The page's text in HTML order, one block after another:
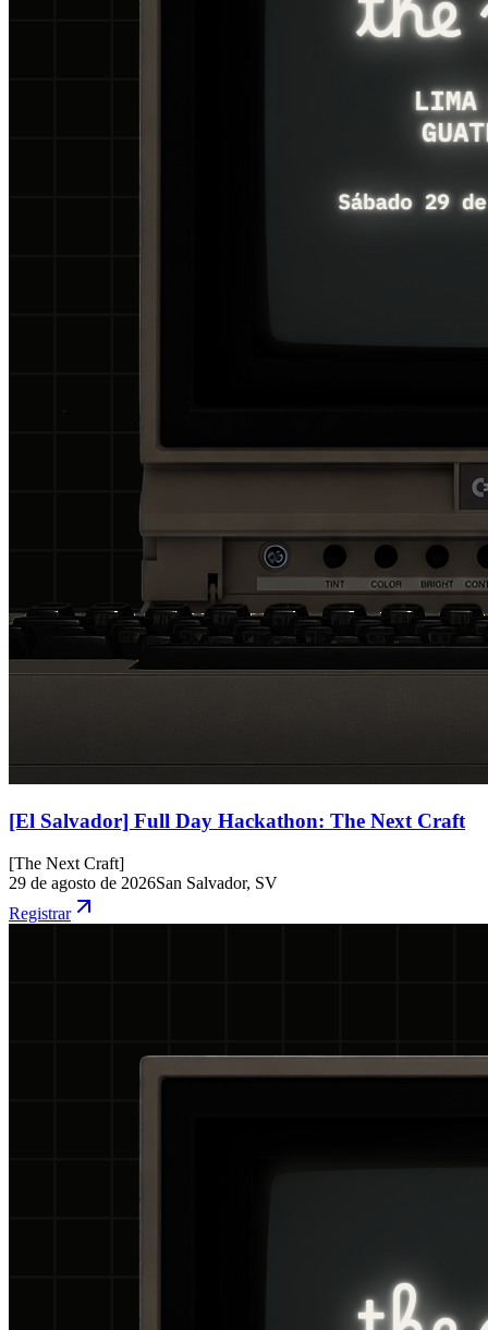
[El Salvador] Full Day Hackathon: The Next Craft
[The Next Craft]
29 de agosto de 2026San Salvador, SV
Registrar